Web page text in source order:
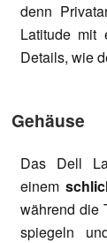
denn
Latitude mit
Details, wie
Gehäuse
Das Dell
einem
während die
spiegeln